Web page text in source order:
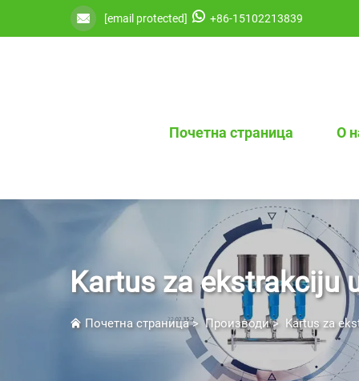
[email protected] +86-15102213839
Почетна страница О
Kartus za ekstrakciju
Почетна страница>Производи> Kartus za